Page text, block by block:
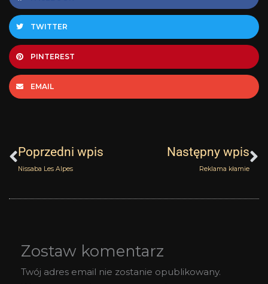
TWITTER
PINTEREST
EMAIL
Poprzedni wpis
Nissaba Les Alpes
Następny wpis
Reklama kłamie
Zostaw komentarz
Twój adres email nie zostanie opublikowany.